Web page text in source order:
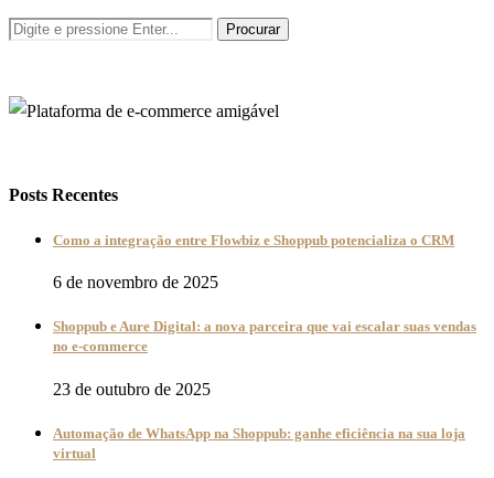
Posts Recentes
Como a integração entre Flowbiz e Shoppub potencializa o CRM
6 de novembro de 2025
Shoppub e Aure Digital: a nova parceira que vai escalar suas vendas
no e-commerce
23 de outubro de 2025
Automação de WhatsApp na Shoppub: ganhe eficiência na sua loja
virtual